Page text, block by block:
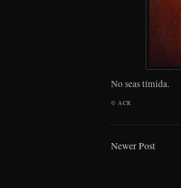
No seas tímida.
© ACR
Newer Post